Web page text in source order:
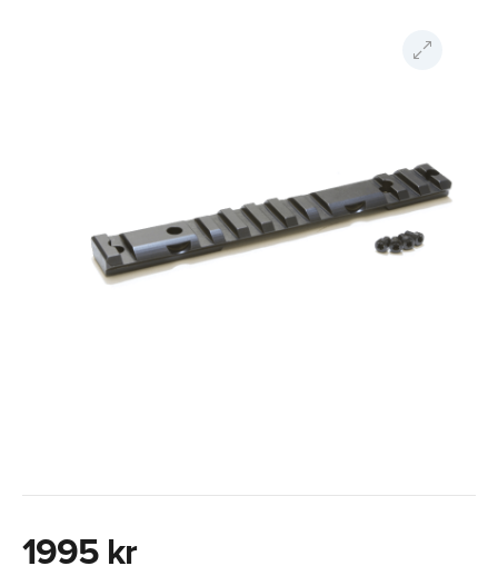
1995 kr